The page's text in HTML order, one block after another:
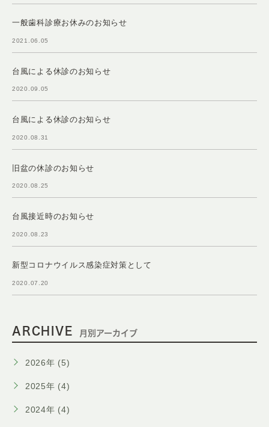
一般歯科診療お休みのお知らせ
2021.06.05
台風による休診のお知らせ
2020.09.05
台風による休診のお知らせ
2020.08.31
旧盆の休診のお知らせ
2020.08.25
台風接近時のお知らせ
2020.08.23
新型コロナウイルス感染症対策として
2020.07.20
ARCHIVE 月別アーカイブ
2026年 (5)
2025年 (4)
2024年 (4)